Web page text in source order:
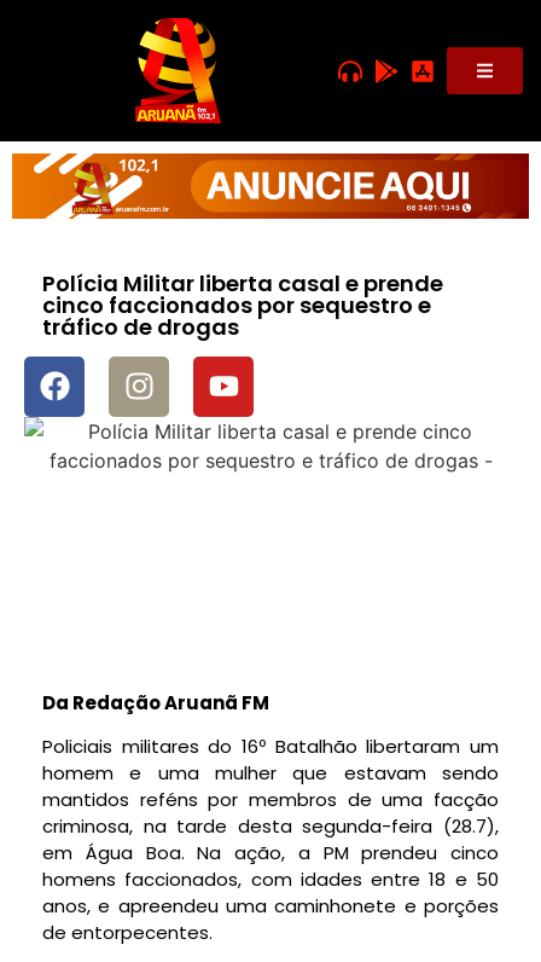
Polícia Militar liberta casal e prende
cinco faccionados por sequestro e
tráfico de drogas
Da Redação Aruanã FM
Policiais militares do 16º Batalhão libertaram um
homem e uma mulher que estavam sendo
mantidos reféns por membros de uma facção
criminosa, na tarde desta segunda-feira (28.7),
em Água Boa. Na ação, a PM prendeu cinco
homens faccionados, com idades entre 18 e 50
anos, e apreendeu uma caminhonete e porções
de entorpecentes.